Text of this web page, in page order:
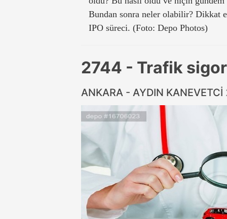
Bundan sonra neler olabilir? Dikkat
IPO süreci. (Foto: Depo Photos)
2744 - Trafik
ANKARA - AYDIN KANEVETCİ